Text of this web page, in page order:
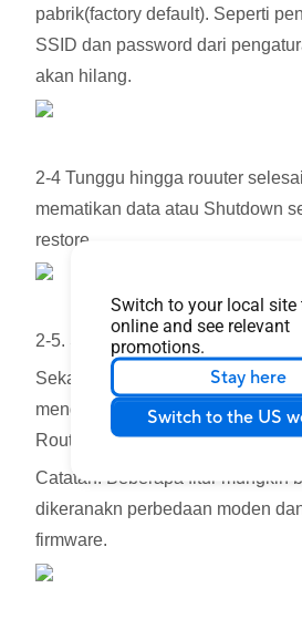
Switch to your local site
online and see relevant
promotions.
Stay here
Switch to the US
pabrik(factory default). Seperti
SSID dan password dari
akan hilang.
2-4 Tunggu hingga rouuter
mematikan data atau Shutdown
restore.
2-5. Selesaikan factory default,
Sekarang Anda dapat
mengkonfigurasi pengaturan
Router Anda.
Catatan: Beberapa fitur mungkin
dikeranakn perbedaan moden
firmware.